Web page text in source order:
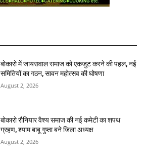
बोकारो में जायसवाल समाज को एकजुट करने की पहल, नई
समितियों का गठन, सावन महोत्सव की घोषणा
August 2, 2026
बोकारो रौनियार वैश्य समाज की नई कमेटी का शपथ
ग्रहण, श्याम बाबू गुप्ता बने जिला अध्यक्ष
August 2, 2026